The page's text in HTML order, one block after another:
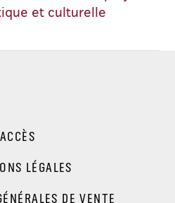
et culturelle
ACCÈS
LÉGALES
DE VENTE